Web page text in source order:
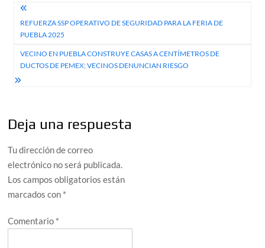
Navegación
de
entradas
REFUERZA SSP OPERATIVO DE SEGURIDAD PARA LA FERIA DE
PUEBLA 2025
VECINO EN PUEBLA CONSTRUYE CASAS A CENTÍMETROS DE
DUCTOS DE PEMEX; VECINOS DENUNCIAN RIESGO
Deja una respuesta
Tu dirección de correo
electrónico no será publicada.
Los campos obligatorios están
marcados con *
Comentario *